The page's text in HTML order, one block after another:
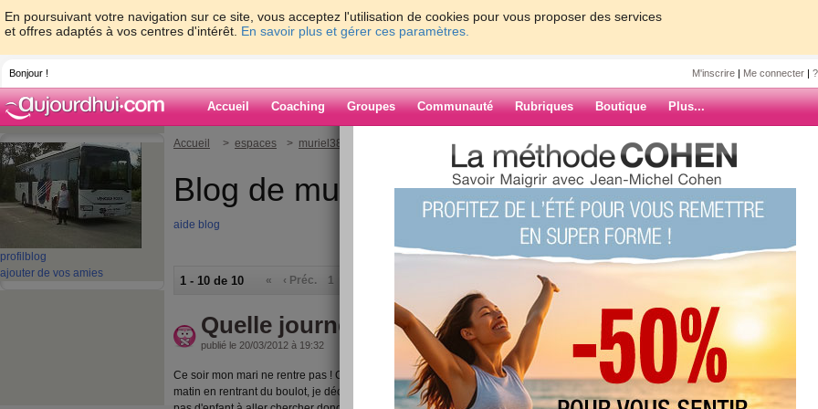
En poursuivant votre navigation sur ce site, vous acceptez l'utilisation de cookies pour vous proposer des services
et offres adaptés à vos centres d'intérêt. En savoir plus et gérer ces paramètres.
Bonjour ! M'inscrire | Me connecter |
Accueil Coaching Groupes Communauté Rubriques Boutique Plus...
profil blog
ajouter de vos amies
Accueil > espaces > muriel38110
Blog de muriel38110
aide blog
1 - 10 de 10 « ‹ Préc. 1
Quelle journée
publié le 20/03/2012 à 19:32
Ce soir mon mari ne rentre pas ! Ce midi les enfants étaient à la cantine ! Donc ce
matin en rentrant du boulot, je décide que comme pas de mari, pas de ménage,
ARCHIVES